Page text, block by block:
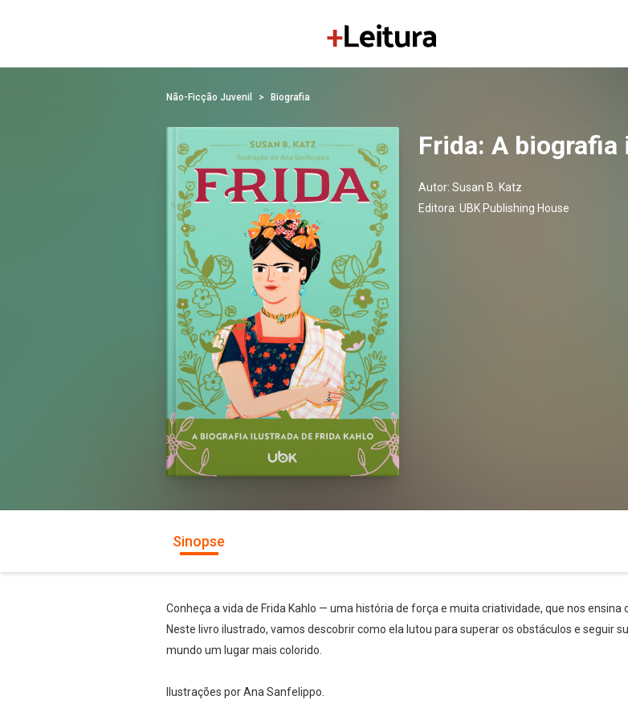
Não-Ficção Juvenil Biografia
Frida: A biografia
Autor: Susan B. Katz
Editora: UBK Publishing House
Sinopse
Conheça a vida de Frida Kahlo — uma história de força e muita criatividade, que nos ensina
Neste livro ilustrado, vamos descobrir como ela lutou para superar os obstáculos e seguir
mundo um lugar mais colorido.
Ilustrações por Ana Sanfelippo.